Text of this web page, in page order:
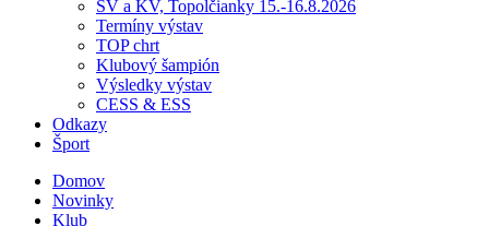
ŠV a KV, Topolčianky 15.-16.8.2026
Termíny výstav
TOP chrt
Klubový šampión
Výsledky výstav
CESS & ESS
Odkazy
Šport
Domov
Novinky
Klub